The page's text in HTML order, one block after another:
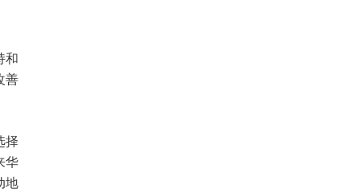
和
善
择
华
地